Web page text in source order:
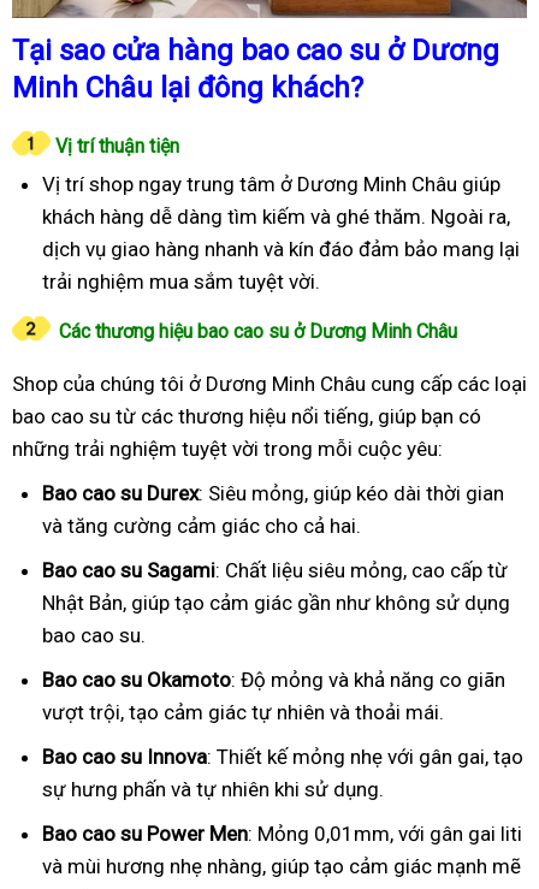
Tại sao cửa hàng bao cao su ở Dương
Minh Châu lại đông khách?
Vị trí thuận tiện
Vị trí shop ngay trung tâm ở Dương Minh Châu giúp
khách hàng dễ dàng tìm kiếm và ghé thăm. Ngoài ra,
dịch vụ giao hàng nhanh và kín đáo đảm bảo mang lại
trải nghiệm mua sắm tuyệt vời.
Các thương hiệu bao cao su ở Dương Minh Châu
Shop của chúng tôi ở Dương Minh Châu cung cấp các loại
bao cao su từ các thương hiệu nổi tiếng, giúp bạn có
những trải nghiệm tuyệt vời trong mỗi cuộc yêu:
Bao cao su Durex: Siêu mỏng, giúp kéo dài thời gian
và tăng cường cảm giác cho cả hai.
Bao cao su Sagami: Chất liệu siêu mỏng, cao cấp từ
Nhật Bản, giúp tạo cảm giác gần như không sử dụng
bao cao su.
Bao cao su Okamoto: Độ mỏng và khả năng co giãn
vượt trội, tạo cảm giác tự nhiên và thoải mái.
Bao cao su Innova: Thiết kế mỏng nhẹ với gân gai, tạo
sự hưng phấn và tự nhiên khi sử dụng.
Bao cao su Power Men: Mỏng 0,01mm, với gân gai liti
và mùi hương nhẹ nhàng, giúp tạo cảm giác mạnh mẽ